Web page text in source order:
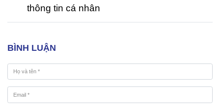
thông tin cá nhân
BÌNH LUẬN